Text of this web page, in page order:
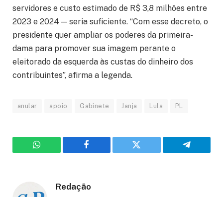
servidores e custo estimado de R$ 3,8 milhões entre
2023 e 2024 — seria suficiente. “Com esse decreto, o
presidente quer ampliar os poderes da primeira-
dama para promover sua imagem perante o
eleitorado da esquerda às custas do dinheiro dos
contribuintes”, afirma a legenda.
anular apoio Gabinete Janja Lula PL
WhatsApp Facebook Twitter Telegram
Redação